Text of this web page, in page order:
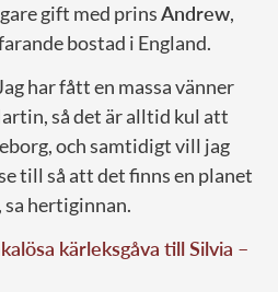
gift med prinsAndrew,
bostad i England.
har fått en massa vänner
så det är alltid kul att
och samtidigt vill jag
till så att det finns en planet
hertiginnan.
kärleksgåva till Silvia –